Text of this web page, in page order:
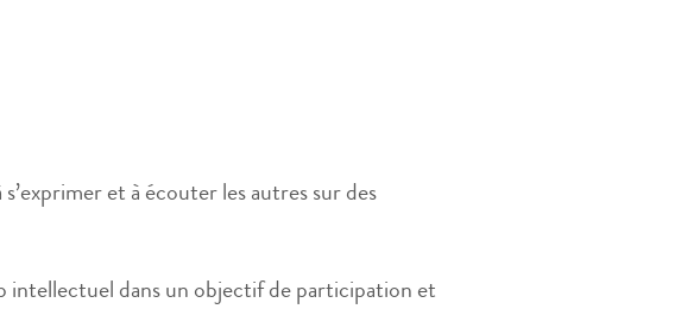
et à écouter les autres sur des
intellectuel dans un objectif de participation et